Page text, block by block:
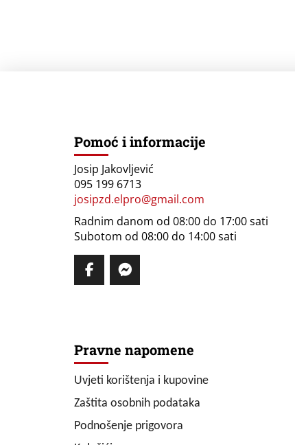
Pomoć i informacije
Josip Jakovljević
095 199 6713
josipzd.elpro@gmail.com
Radnim danom od 08:00 do 17:00 sati
Subotom od 08:00 do 14:00 sati
Pravne napomene
Uvjeti korištenja i kupovine
Zaštita osobnih podataka
Podnošenje prigovora